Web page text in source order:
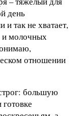
день
так не хватает,
и молочных
отношении
большую